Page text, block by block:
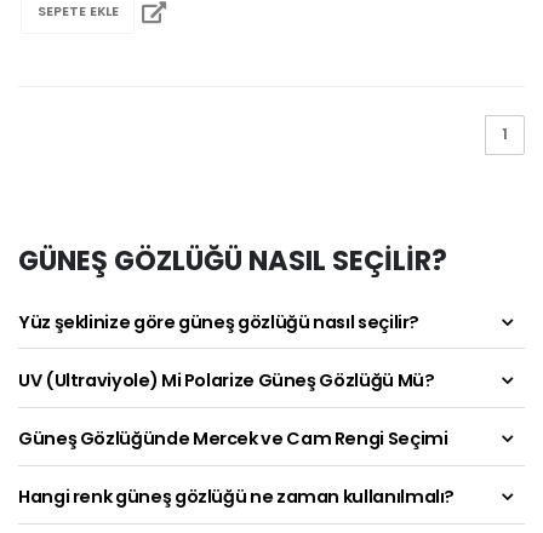
SEPETE EKLE
1
GÜNEŞ GÖZLÜĞÜ NASIL SEÇİLİR?
Yüz şeklinize göre güneş gözlüğü nasıl seçilir?
UV (Ultraviyole) Mi Polarize Güneş Gözlüğü Mü?
Güneş Gözlüğünde Mercek ve Cam Rengi Seçimi
Hangi renk güneş gözlüğü ne zaman kullanılmalı?